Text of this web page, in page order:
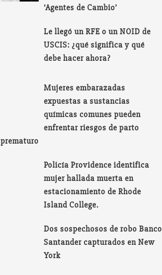
‘Agentes de Cambio’
Le llegó un RFE o un NOID de
USCIS: ¿qué significa y qué
debe hacer ahora?
Mujeres embarazadas
expuestas a sustancias
químicas comunes pueden
enfrentar riesgos de parto
prematuro
Policía Providence identifica
mujer hallada muerta en
estacionamiento de Rhode
Island College.
Dos sospechosos de robo Banco
Santander capturados en New
York